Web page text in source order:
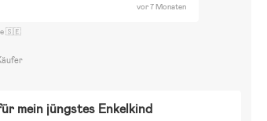
vor 7 Monaten
🇸🇪
mein jüngstes Enkelkind